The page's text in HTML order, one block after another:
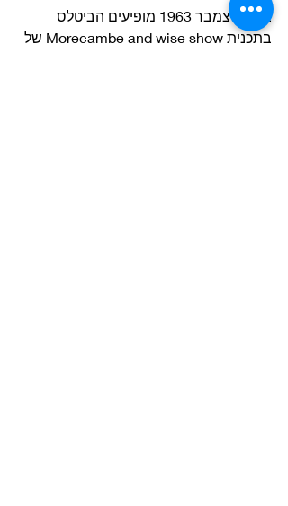
ב 2 בדצמבר 1963 מופיעים הביטלס
בתכנית Morecambe and wise show של